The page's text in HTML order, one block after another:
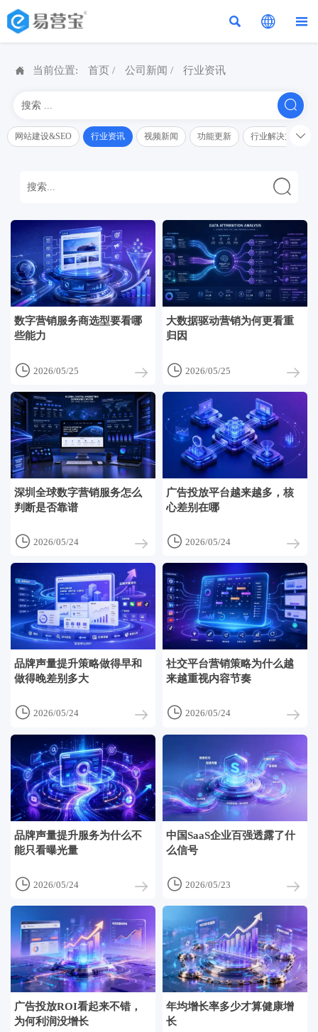
  
 当前位置: 首页 / 公司新闻 / 行业资讯

网站建设&SEO 行业资讯 视频新闻 功能更新 行业解决方案解读


数字营销服务商选型要看哪
些能力
 2026/05/25
大数据驱动营销为何更看重
归因
 2026/05/25
深圳全球数字营销服务怎么
判断是否靠谱
 2026/05/24
广告投放平台越来越多，核
心差别在哪
 2026/05/24
品牌声量提升策略做得早和
做得晚差别多大
 2026/05/24
社交平台营销策略为什么越
来越重视内容节奏
 2026/05/24
品牌声量提升服务为什么不
能只看曝光量
 2026/05/24
中国SaaS企业百强透露了什
么信号
 2026/05/23
广告投放ROI看起来不错，
为何利润没增长
年均增长率多少才算健康增
长